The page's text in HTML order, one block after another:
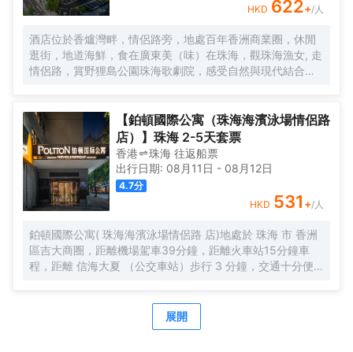
HKD 622+/人
酒店位於香爐灣畔，情侶路旁，地處百年香洲商業圈，休閒
逛街，地道海鮮，食在廣東美（味）在珠海，觀珠海漁女, 走
情侶路，賞野狸島公園珠海歌劇院，感受自然與現代結合的
600米，城市地標一一珠海漁女，城市陽台。左側600米珠
海歌劇院（日月貝），距離港珠澳大橋12分鐘。拱北、青茂
口岸20分鐘。酒店前後50米公交線路覆蓋全珠海。 酒店傾
力打造“寬敞高雅空間”優質床品衞浴，完備設施服務，為您提
供優質的住宿服務 酒店中央空調冷暖可調，特色落地窗直觀
海景和海霞公園，欣賞東方海上日出，港珠澳大橋。中西結
合的自助早餐，配以廣東特色，一天的愉快從豐富營養的早
餐開始。
【鉑頓國際公寓（珠海海濱泳場情侶路
店）】珠海 2-5天套票
香港 珠海 往返船票
出行日期: 08月11日 - 08月12日
4.7分
HKD 531 +/人
鉑頓國際公寓( 珠海海濱泳場情侶路 店)地處於 珠海 市 香洲
區吉大商圈，距離機場駕車39分鐘，距離火車站15分鐘車
程，距離 信海大夏 （公交車站）步行 3 分鐘，交通十分便
配套有餐廳、洗衣房、健身房、等公共空間，旅客在享受舒
適住宿的同時，也能輕鬆滿足各種休閒與商務需求。客房分
展開